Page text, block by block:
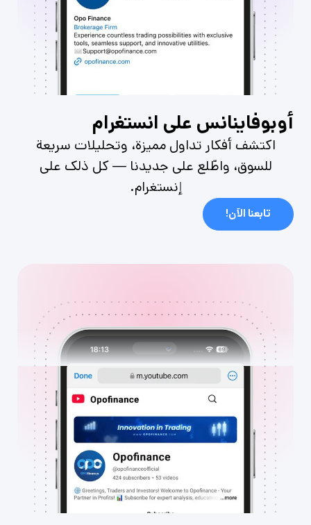
أوبوفاينانس على انستغرام
اكتشف أفكار تداول مميزة، وتحليلات سريعة
للسوق، واطّلع على جديدنا — كل ذلك على
إنستغرام.
تابعنا الآن!